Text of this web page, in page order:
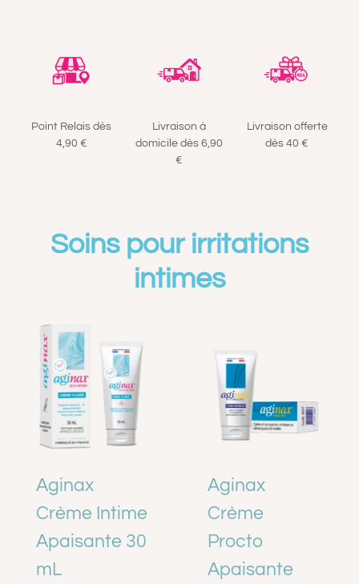
CONTACT
PANIER
Point Relais dès
4,90 €
Livraison à
domicile dès 6,90
€
Livraison offerte
dès 40 €
Soins pour irritations
intimes
Aginax
Crème Intime
Apaisante 30
mL
Aginax
Crème
Procto
Apaisante